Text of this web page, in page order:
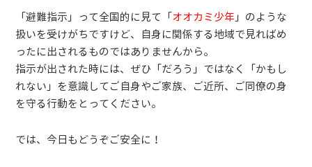
「避難指示」って全国的に見て「オオカミ少年」のような
扱いを受けがちですけど、自身に関係する地域で見ればめ
ったに出されるものではありませんから。
指示が出された時には、ぜひ「だろう」ではなく「かもし
れない」を意識してご自身やご家族、ご近所、ご同僚の身
を守る行動をとってください。
では、今日もどうぞご安全に！